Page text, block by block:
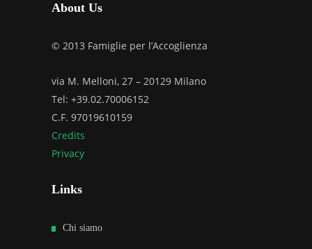
About Us
© 2013 Famiglie per l’Accoglienza
via M. Melloni, 27 – 20129 Milano
Tel: +39.02.70006152
C.F. 97019610159
Credits
Privacy
Links
Chi siamo